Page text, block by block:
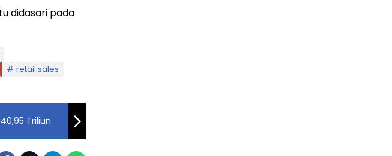
didasari pada
retail sales
Triliun